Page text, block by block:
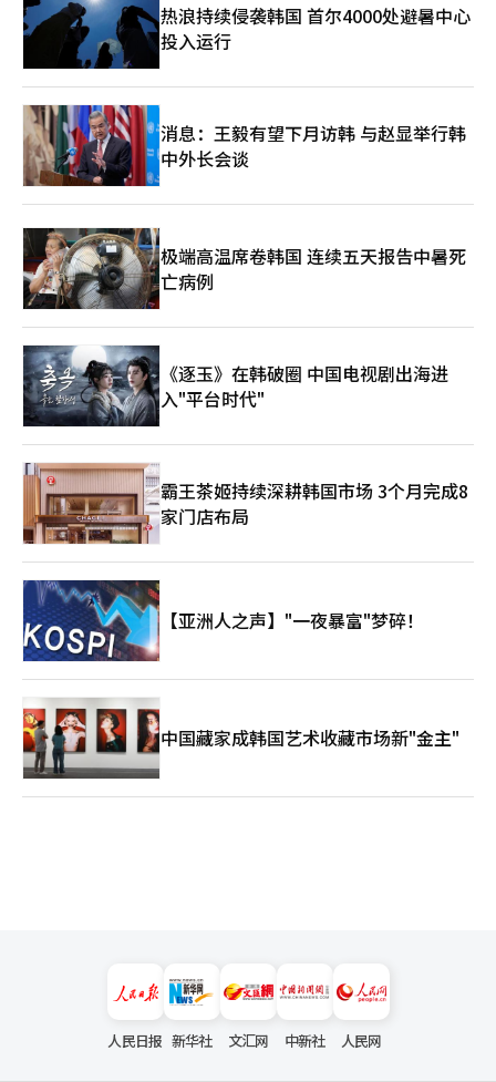
热浪持续侵袭韩国 首尔4000处避暑中心
投入运行
消息：王毅有望下月访韩 与赵显举行韩
中外长会谈
极端高温席卷韩国 连续五天报告中暑死
亡病例
《逐玉》在韩破圈 中国电视剧出海进
入"平台时代"
霸王茶姬持续深耕韩国市场 3个月完成8
家门店布局
【亚洲人之声】"一夜暴富"梦碎！
中国藏家成韩国艺术收藏市场新"金主"
人民日报 新华社 文汇网 中新社 人民网